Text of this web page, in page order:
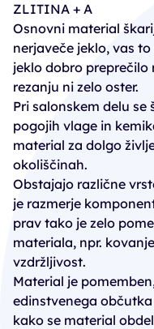
ZLITINA + A
Osnovni material
nerjaveče jeklo, vas
jeklo dobro
rezanju ni zelo oster.
Pri salonskem delu
pogojih vlage in
material za dolgo
okoliščinah.
Obstajajo različne
je razmerje
prav tako je zelo
materiala, npr.
vzdržljivost.
Material je
edinstvenega
kako se material